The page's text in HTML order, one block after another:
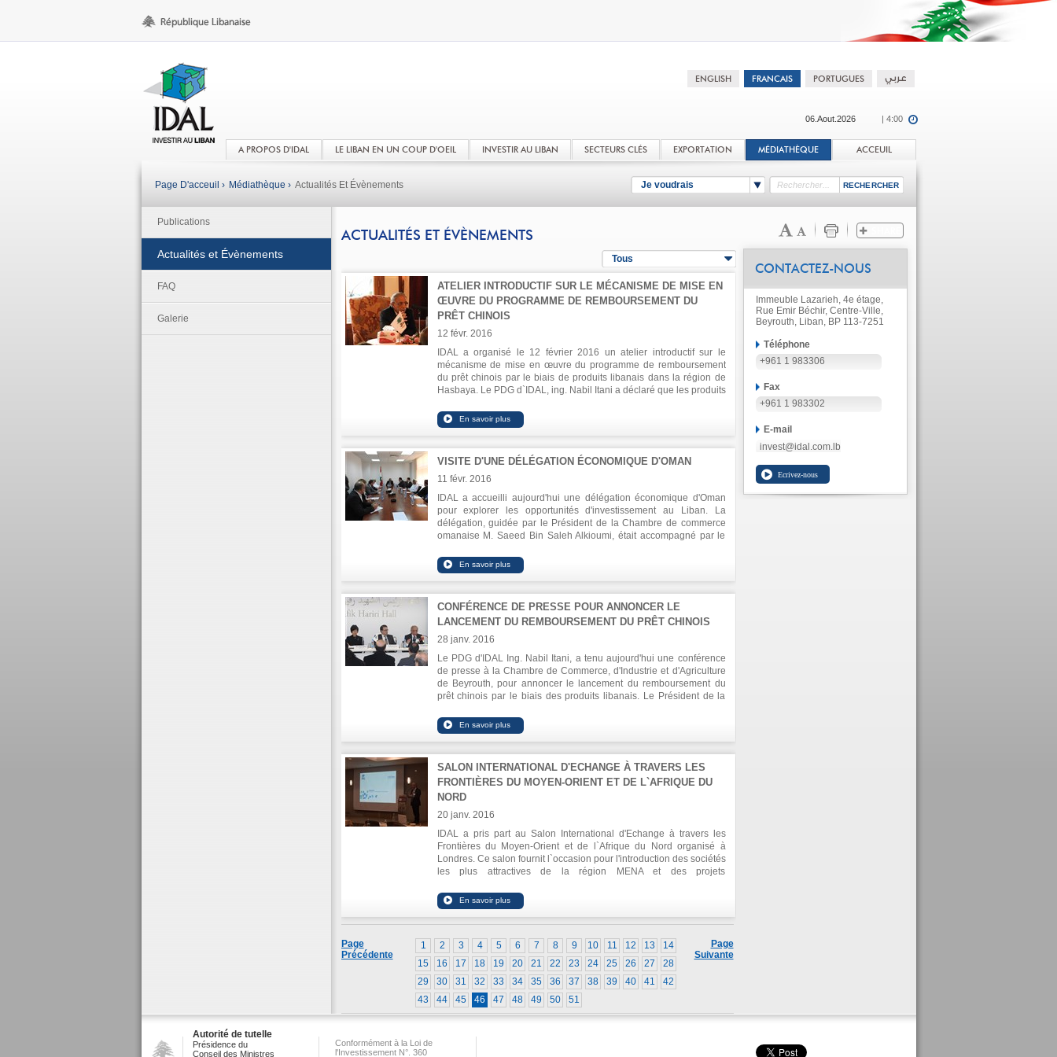
06.Aout.2026 | 4:00
A PROPOS D'IDAL LE LIBAN EN UN COUP D'OEIL INVESTIR AU LIBAN SECTEURS CLÉS EXPORTATION MÉDIATHÈQUE ACCEUIL
Je voudrais
Page D'acceuil › Médiathèque › Actualités Et Évènements
Publications
Actualités et Évènements
FAQ
Galerie
ACTUALITÉS ET ÉVÈNEMENTS
Tous
ATELIER INTRODUCTIF SUR LE MÉCANISME DE MISE EN
ŒUVRE DU PROGRAMME DE REMBOURSEMENT DU
PRÊT CHINOIS
12 févr. 2016
IDAL a organisé le 12 février 2016 un atelier introductif sur le
mécanisme de mise en œuvre du programme de remboursement
du prêt chinois par le biais de produits libanais dans la région de
Hasbaya. Le PDG d`IDAL, ing. Nabil Itani a déclaré que les produits
industries alimentaires libanaises, en particulier l'huile d'olive, qui a
pénétré de nouveaux marchés au cours des deux dernières
confitures, constituant une part importante des exportations totales
de l'industrie alimentaire.
VISITE D'UNE DÉLÉGATION ÉCONOMIQUE D'OMAN
11 févr. 2016
IDAL a accueilli aujourd'hui une délégation économique d'Oman
pour explorer les opportunités d'investissement au Liban. La
délégation, guidée par le Président de la Chambre de commerce
omanaise M. Saeed Bin Saleh Alkioumi, était accompagné par le
de Beyrouth et du Mont Liban M. Mohamad Choucair et
l'ambassadeur du Liban à Oman M. Houssam Diab. Le PDG d`IDAL
différentes opportunités disponibles à travers les secteurs
productifs.
CONFÉRENCE DE PRESSE POUR ANNONCER LE
LANCEMENT DU REMBOURSEMENT DU PRÊT CHINOIS
28 janv. 2016
Le PDG d'IDAL Ing. Nabil Itani, a tenu aujourd'hui une conférence
de presse à la Chambre de Commerce, d'Industrie et d'Agriculture
de Beyrouth, pour annoncer le lancement du remboursement du
prêt chinois par le biais des produits libanais. Le Président de la
l'ambassade de Chine, Zhang Finling ont participé à cette
conférence, en présence de représentants d'entreprises libanaises
SALON INTERNATIONAL D'ECHANGE À TRAVERS LES
FRONTIÈRES DU MOYEN-ORIENT ET DE L`AFRIQUE DU
NORD
20 janv. 2016
IDAL a pris part au Salon International d'Echange à travers les
Frontières du Moyen-Orient et de l`Afrique du Nord organisé à
Londres. Ce salon fournit l`occasion pour l'introduction des sociétés
les plus attractives de la région MENA et des projets
entier. Le PDG d`IDAL Ing. Nabil Itani, a exhibé le potentiel du
Liban en tant que destination ultime d'investissement. Il a
également rencontré des investisseurs du monde entier.
Page
Suivante
1 2 3 4 5 6 7 8 9 10 11 12 13
14
15
16 17 18 19 20 21 22 23 24 25 26 27
28
29
30 31 32 33 34 35 36 37 38 39 40 41
42
43
44 45 46 47 48 49 50 51
Page
Précédente
CONTACTEZ-NOUS
Immeuble Lazarieh, 4e étage,
Rue Emir Béchir, Centre-Ville,
Beyrouth, Liban, BP 113-7251
Téléphone
+961 1 983306
Fax
+961 1 983302
E-mail
invest@idal.com.lb
Autorité de tutelle
Présidence du
Conseil des Ministres
Conformément à la Loi de
l'Investissement N°. 360